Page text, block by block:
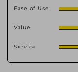
Ease of Use
Value
Service